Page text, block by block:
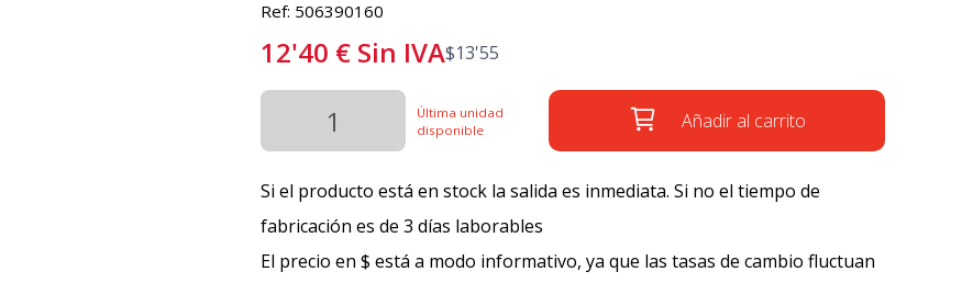
Ref: 506390160
12'40 € Sin IVA$13'55
Última unidad
disponible
Añadir al carrito
Si el producto está en stock la salida es inmediata. Si no el tiempo de
fabricación es de 3 días laborables
El precio en $ está a modo informativo, ya que las tasas de cambio fluctuan